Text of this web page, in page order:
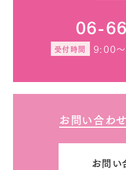
06-
受付時間 9:00～
お問い合わ
お問い